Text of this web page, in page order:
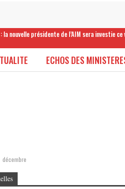
: la nouvelle présidente de l’AIM sera investie
ECHOS DES
décembre